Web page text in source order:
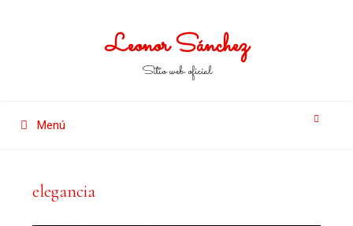
Leonor Sánchez
Sitio web oficial
Menú
elegancia